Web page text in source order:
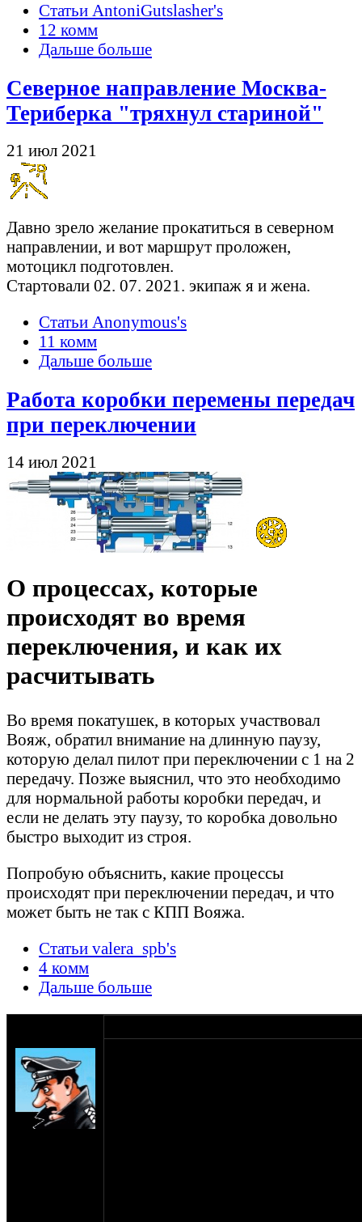
Статьи AntoniGutslasher's
12 комм
Дальше больше
Северное направление Москва-
Териберка "тряхнул стариной"
21 июл 2021
Давно зрело желание прокатиться в северном
направлении, и вот маршрут проложен,
мотоцикл подготовлен.
Стартовали 02. 07. 2021. экипаж я и жена.
Статьи Anonymous's
11 комм
Дальше больше
Работа коробки перемены передач
при переключении
14 июл 2021
О процессах, которые
происходят во время
переключения, и как их
расчитывать
Во время покатушек, в которых участвовал
Вояж, обратил внимание на длинную паузу,
которую делал пилот при переключении с 1 на 2
передачу. Позже выяснил, что это необходимо
для нормальной работы коробки передач, и
если не делать эту паузу, то коробка довольно
быстро выходит из строя.
Попробую объяснить, какие процессы
происходят при переключении передач, и что
может быть не так с КПП Вояжа.
Статьи valera_spb's
4 комм
Дальше больше